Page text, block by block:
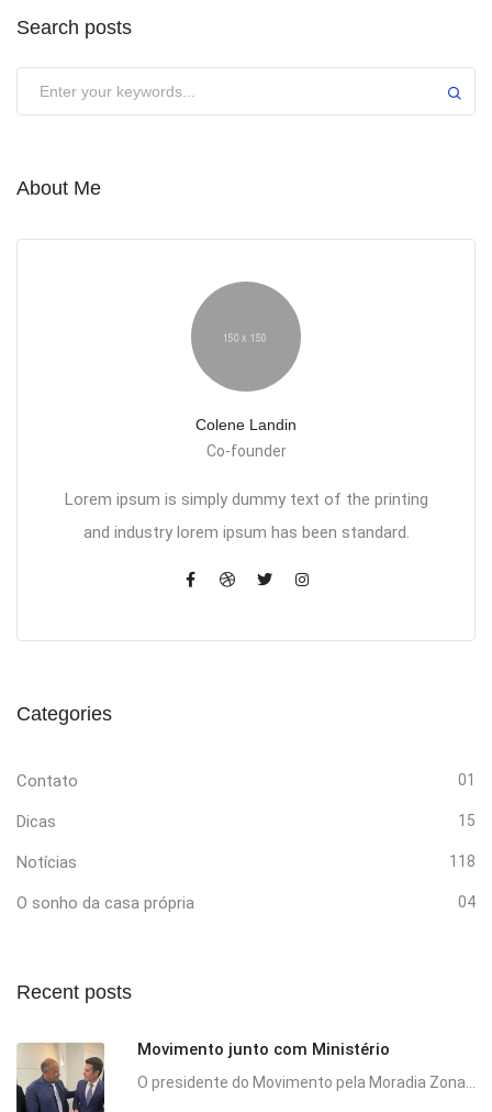
Search posts
About Me
Colene Landin
Co-founder
Lorem ipsum is simply dummy text of the printing
and industry lorem ipsum has been standard.
Categories
Contato 01
Dicas 15
Notícias 118
O sonho da casa própria 04
Recent posts
Movimento junto com Ministério
O presidente do Movimento pela Moradia Zona...